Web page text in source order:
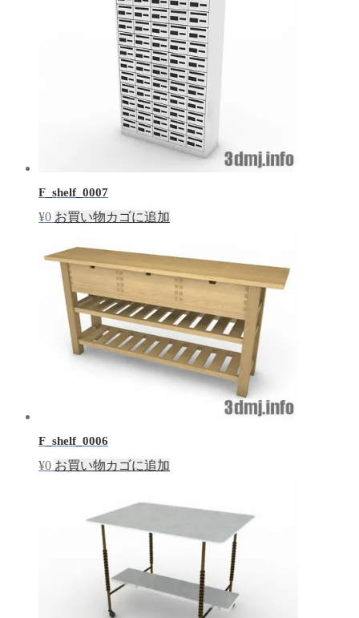
F_shelf_0007
¥0 お買い物カゴに追加
F_shelf_0006
¥0 お買い物カゴに追加